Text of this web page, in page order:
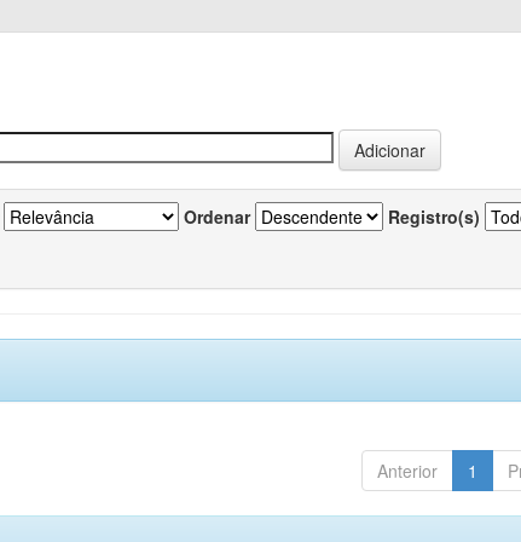
Ordenar Registro(s)
Anterior 1